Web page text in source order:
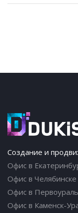
Создание и
Офис в
Офис в Челябинске
Офис в
Офис в Каменск-